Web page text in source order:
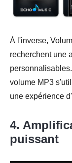
À l'inverse,
recherchent une
volume MP3
une expérience
4.
puissant